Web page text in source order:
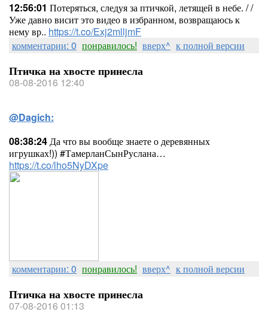
12:56:01 Потеряться, следуя за птичкой, летящей в небе. / /
Уже давно висит это видео в избранном, возвращаюсь к
нему вр.. https://t.co/Exj2mlljmF
комментарии: 0 понравилось! вверх^ к полной версии
Птичка на хвосте принесла
08-08-2016 12:40
@Dagich:
08:38:24Да что вы вообще знаете о деревянных
игрушках!)) #ТамерланСынРуслана…
https://t.co/lho5NyDXpe
комментарии: 0 понравилось! вверх^ к полной версии
Птичка на хвосте принесла
07-08-2016 01:13